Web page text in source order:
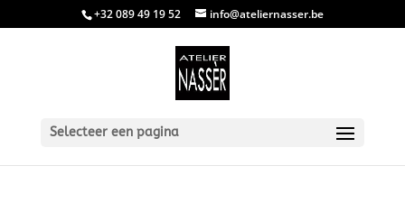
+32 089 49 19 52 info@ateliernasser.be
Selecteer een pagina